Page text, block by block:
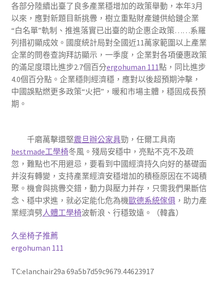
各部分陸續出臺了良多產業穩增加的政策舉動，本年3月
以來，應對新題目新挑釁，樹立重點財產鏈供給鏈企業
“白名單”軌制、推進落實已出臺的助企惠企政策……系羅
列措初顯成效。國度統計局對全國近11萬家範圍以上產業
企業的問卷查詢拜訪顯示，一季度，企業對各項優惠政策
的滿足度環比進步2.7個百分ergohuman 111點，同比進步
4.0個百分點。企業穩則經濟穩，應對以後超預期沖擊，
中國誤點燃更多政策“火把”，暖和市場主體，穩固成長預
期。
千磨萬擊還堅震旦辦公家具勁，任爾工具南
bestmade工學椅冬風。殘局安穩中，亮點不克不及疏
忽，難點也不用避忌，要看到中國經濟持久向好的基礎面
并沒有轉變，支持產業經濟安穩增加的積極原因在不竭積
聚。機會與挑釁交錯，動力與壓力并存，只需我們果斷信
念、穩中求進，就必定能化危為機歐德系統傢俱，助力產
業經濟劈人體工學椅波斬浪、行穩致遠。（韓鑫）
久坐椅子推薦
ergohuman 111
TC:elanchair29a 69a5b7d59c9679.44623917